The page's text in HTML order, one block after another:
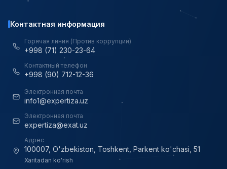
Контактная информация
Горячая линия (Против коррупции)
+998 (71) 230-23-64
Контактный телефон
+998 (90) 712-12-36
Электронная почта
info1@expertiza.uz
Электронная почта
expertiza@exat.uz
Адрес
100007, O'zbekiston, Toshkent, Parkent ko'chasi, 51
Xaritadan ko'rish